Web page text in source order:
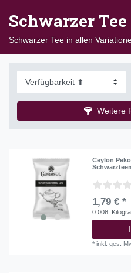
Schwarzer Tee
Schwarzer Tee in allen
Weitere
Ceylon
1,79 € *
0.008
*inkl. ges.